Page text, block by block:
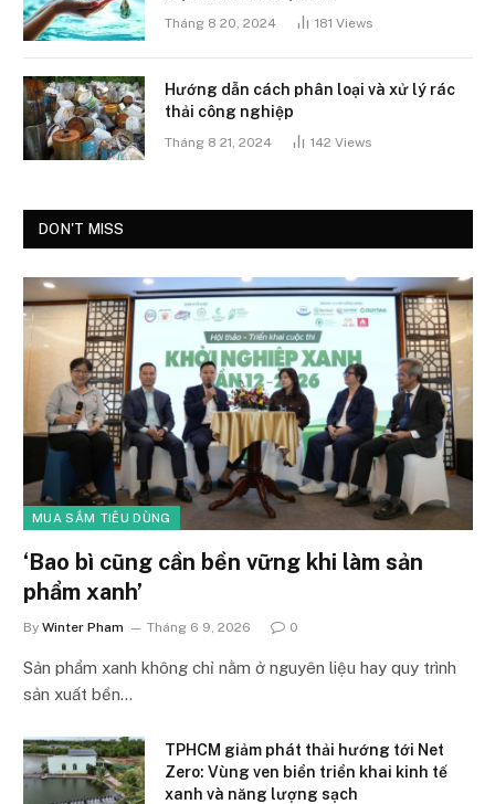
Tháng 8 20, 2024 181 Views
Hướng dẫn cách phân loại và xử lý rác
thải công nghiệp
Tháng 8 21, 2024 142 Views
DON'T MISS
MUA SẮM TIÊU DÙNG
‘Bao bì cũng cần bền vững khi làm sản
phẩm xanh’
By Winter Pham Tháng 6 9, 2026 0
Sản phẩm xanh không chỉ nằm ở nguyên liệu hay quy trình
sản xuất bền…
TPHCM giảm phát thải hướng tới Net
Zero: Vùng ven biển triển khai kinh tế
xanh và năng lượng sạch